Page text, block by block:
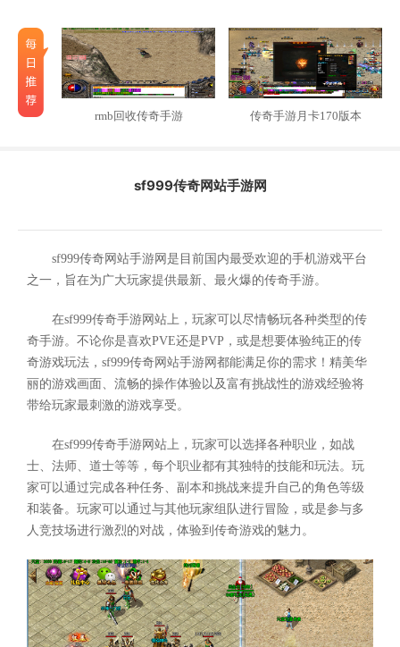
rmb回收传奇手游 传奇手游月卡170版本
sf999传奇网站手游网
sf999传奇网站手游网是目前国内最受欢迎的手机游戏平台
之一，旨在为广大玩家提供最新、最火爆的传奇手游。
在sf999传奇手游网站上，玩家可以尽情畅玩各种类型的传
奇手游。不论你是喜欢PVE还是PVP，或是想要体验纯正的传
奇游戏玩法，sf999传奇网站手游网都能满足你的需求！精美华
丽的游戏画面、流畅的操作体验以及富有挑战性的游戏经验将
带给玩家最刺激的游戏享受。
在sf999传奇手游网站上，玩家可以选择各种职业，如战
士、法师、道士等等，每个职业都有其独特的技能和玩法。玩
家可以通过完成各种任务、副本和挑战来提升自己的角色等级
和装备。玩家可以通过与其他玩家组队进行冒险，或是参与多
人竞技场进行激烈的对战，体验到传奇游戏的魅力。